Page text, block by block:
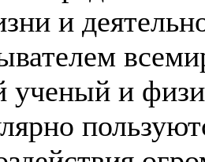
и
ученый и